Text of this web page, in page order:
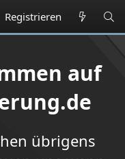
Registrieren
auf
übrigens